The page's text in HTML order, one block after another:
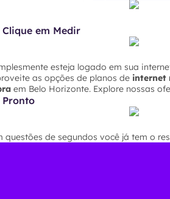
Clique em Medir
esteja logado em sua
as opções de planos de internet
em Belo Horizonte. Explore nossas
Pronto
questões de segundos você já tem o